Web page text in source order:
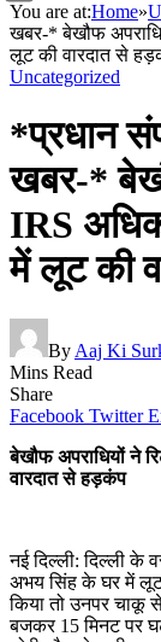
You are at:Home»
खबर-* बेखौफ
लूट की वारदात से
Uncategorized
*प्रधान
खबर-*
IRS
में लूट की
By Aaj Ki
Mins Read
Share
Facebook Twitter
बेखौफ अपराधियों ने
वारदात से हड़कंप
नई दिल्ली: दिल्ली के
अभय सिंह के घर में लूट
किया तो उनपर चाकू
बजकर 15 मिनट पर